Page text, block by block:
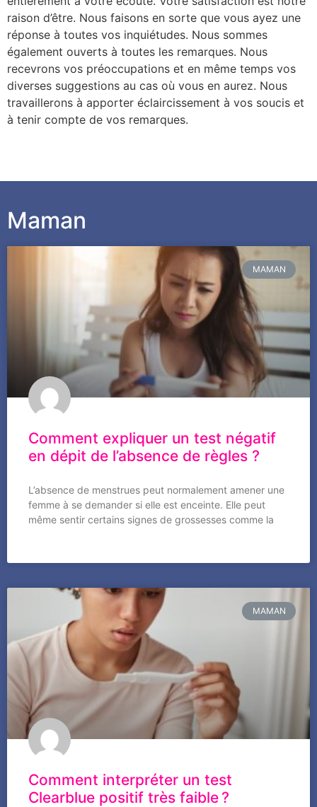
raison d’être. Nous faisons en sorte que vous ayez une
réponse à toutes vos inquiétudes. Nous sommes
également ouverts à toutes les remarques. Nous
recevrons vos préoccupations et en même temps vos
diverses suggestions au cas où vous en aurez. Nous
travaillerons à apporter éclaircissement à vos soucis et
à tenir compte de vos remarques.
Maman
MAMAN
Comment expliquer un test négatif
en dépit de l’absence de règles ?
L’absence de menstrues peut normalement amener une
femme à se demander si elle est enceinte. Elle peut
même sentir certains signes de grossesses comme la
MAMAN
Comment interpréter un test
Clearblue positif très faible ?